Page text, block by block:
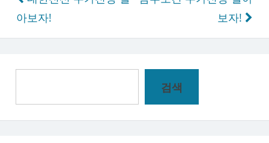
탐
색
아보자!
보자!
검색